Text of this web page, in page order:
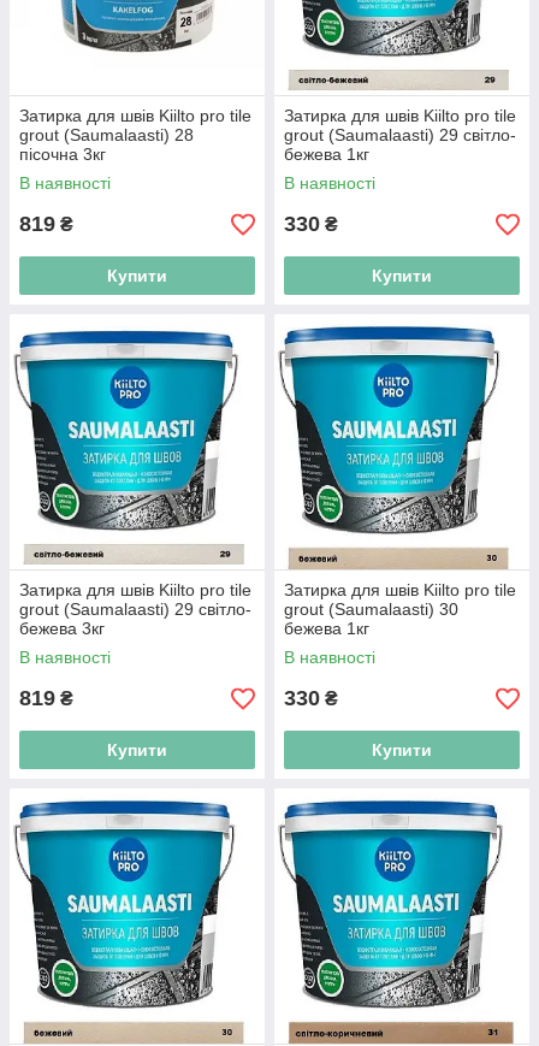
Затирка для швів Kiilto pro tile
grout (Saumalaasti) 28
пісочна 3кг
В наявності
819 ₴
Купити
Затирка для швів Kiilto pro tile
grout (Saumalaasti) 29 світло-
бежева 1кг
В наявності
330 ₴
Купити
Затирка для швів Kiilto pro tile
grout (Saumalaasti) 29 світло-
бежева 3кг
В наявності
819 ₴
Купити
Затирка для швів Kiilto pro tile
grout (Saumalaasti) 30
бежева 1кг
В наявності
330 ₴
Купити